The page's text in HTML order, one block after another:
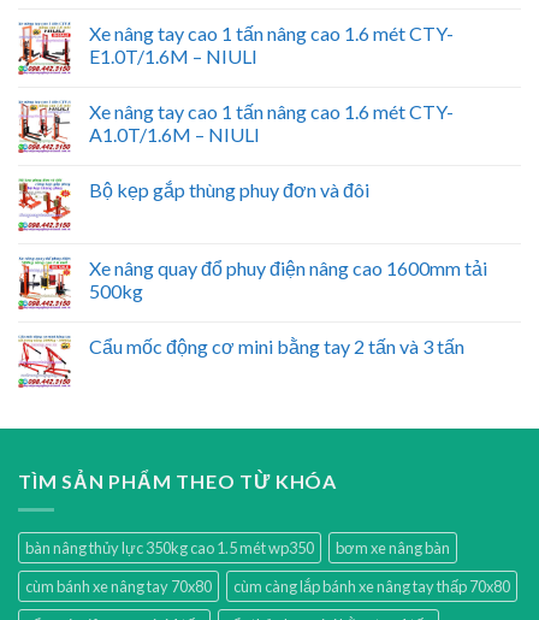
Xe nâng tay cao 1 tấn nâng cao 1.6 mét CTY-
E1.0T/1.6M – NIULI
Xe nâng tay cao 1 tấn nâng cao 1.6 mét CTY-
A1.0T/1.6M – NIULI
Bộ kẹp gắp thùng phuy đơn và đôi
Xe nâng quay đổ phuy điện nâng cao 1600mm tải
500kg
Cẩu mốc động cơ mini bằng tay 2 tấn và 3 tấn
TÌM SẢN PHẨM THEO TỪ KHÓA
bàn nâng thủy lực 350kg cao 1.5 mét wp350
bơm xe nâng bàn
cùm bánh xe nâng tay 70x80
cùm càng lắp bánh xe nâng tay thấp 70x80